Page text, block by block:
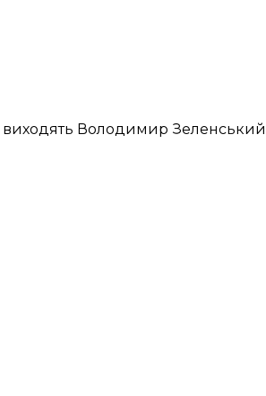
виходять Володимир Зеленський